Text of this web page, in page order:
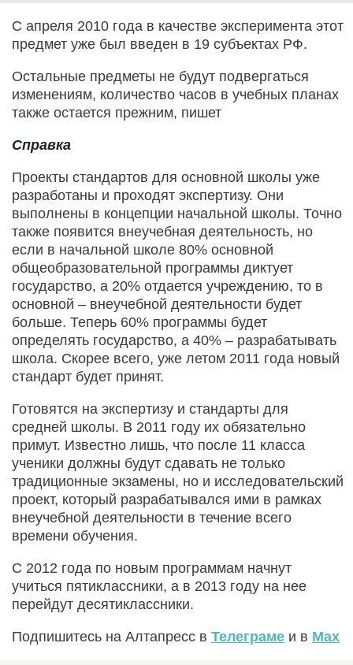
С апреля 2010 года в качестве эксперимента этот
предмет уже был введен в 19 субъектах РФ.
Остальные предметы не будут подвергаться
изменениям, количество часов в учебных планах
также остается прежним, пишет
Справка
Проекты стандартов для основной школы уже
разработаны и проходят экспертизу. Они
выполнены в концепции начальной школы. Точно
также появится внеучебная деятельность, но
если в начальной школе 80% основной
общеобразовательной программы диктует
государство, а 20% отдается учреждению, то в
основной – внеучебной деятельности будет
больше. Теперь 60% программы будет
определять государство, а 40% – разрабатывать
школа. Скорее всего, уже летом 2011 года новый
стандарт будет принят.
Готовятся на экспертизу и стандарты для
средней школы. В 2011 году их обязательно
примут. Известно лишь, что после 11 класса
ученики должны будут сдавать не только
традиционные экзамены, но и исследовательский
проект, который разрабатывался ими в рамках
внеучебной деятельности в течение всего
времени обучения.
С 2012 года по новым программам начнут
учиться пятиклассники, а в 2013 году на нее
перейдут десятиклассники.
Подпишитесь на Алтапресс в Телеграме и в Max